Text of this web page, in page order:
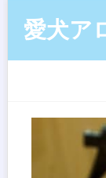
愛犬ア